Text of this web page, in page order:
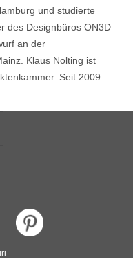
und studierte
des Designbüros ON3D
an der
Klaus Nolting ist
Seit 2009